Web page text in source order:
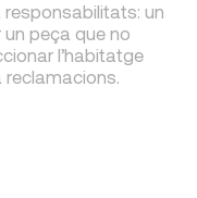
un
un peça que no
l’habitatge